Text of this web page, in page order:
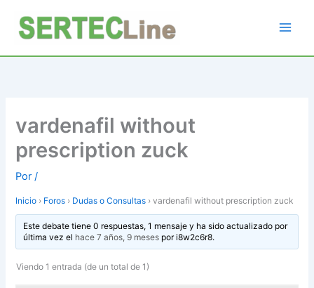
contenido
vardenafil without
prescription zuck
Por/
Inicio › Foros › Dudas o Consultas › vardenafil without prescription zuck
Este debate tiene 0 respuestas, 1 mensaje y ha sido actualizado por
última vez el hace 7 años, 9 mesespori8w2c6r8.
Viendo 1 entrada (de un total de 1)